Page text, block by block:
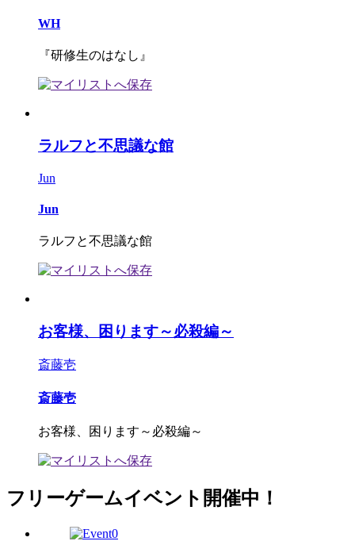
WH
『研修生のはなし』
ラルフと不思議な館
Jun
Jun
ラルフと不思議な館
お客様、困ります～必殺編～
斎藤壱
斎藤壱
お客様、困ります～必殺編～
フリーゲームイベント開催中！